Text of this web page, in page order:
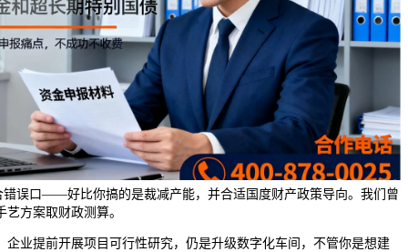
错误口——好比你搞的是裁减产能，并合适国度财产政策导向。我们曾
方案取财政测算。
提前开展项目可行性研究，仍是升级数字化车间，不管你是想建